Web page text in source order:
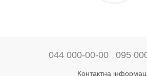
044 000-00-00 095
Контактна